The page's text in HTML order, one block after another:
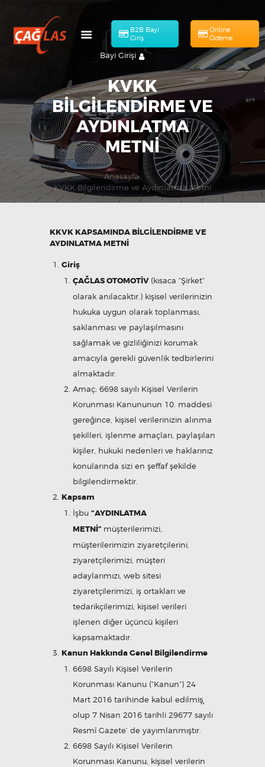
B2B Bayi
Giriş
Online
Ödeme
Bayi Girişi
KVKK
BILGILENDIRME VE
AYDINLATMA
METNI
Anasayfa
KVKK Bilgilendirme ve Aydınlatma Metni
HAKKIMIZDA
MÜHENDISLIK
ÜRÜNLERIMIZ
KATALOG
BAŞVURULAR
TR
Online Ödeme
KKVK KAPSAMINDA BİLGİLENDİRME VE
AYDINLATMA METNİ
Giriş
ÇAĞLAS OTOMOTİV (kısaca “Şirket”
olarak anılacaktır.) kişisel verilerinizin
hukuka uygun olarak toplanması,
saklanması ve paylaşılmasını
sağlamak ve gizliliğinizi korumak
amacıyla gerekli güvenlik tedbirlerini
almaktadır.
Amaç; 6698 sayılı Kişisel Verilerin
Korunması Kanununun 10. maddesi
gereğince, kişisel verilerinizin alınma
şekilleri, işlenme amaçları, paylaşılan
kişiler, hukuki nedenleri ve haklarınız
konularında sizi en şeffaf şekilde
bilgilendirmektir.
Kapsam
İşbu “AYDINLATMA
METNİ” müşterilerimizi,
müşterilerimizin ziyaretçilerini,
ziyaretçilerimizi, müşteri
adaylarımızı, web sitesi
ziyaretçilerimizi, iş ortakları ve
tedarikçilerimizi, kişisel verileri
işlenen diğer üçüncü kişileri
kapsamaktadır.
Kanun Hakkında Genel Bilgilendirme
6698 Sayılı Kişisel Verilerin
Korunması Kanunu (“Kanun”) 24
Mart 2016 tarihinde kabul edilmiş̧
olup 7 Nisan 2016 tarihli 29677 sayılı
Resmî Gazete’ de yayımlanmıştır.
6698 Sayılı Kişisel Verilerin
Korunması Kanunu, kişisel verilerin